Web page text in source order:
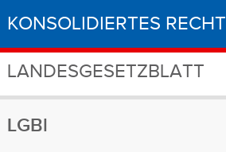
KONSOLIDIERTES RECHT
LANDESGESETZBLATT
LGBl